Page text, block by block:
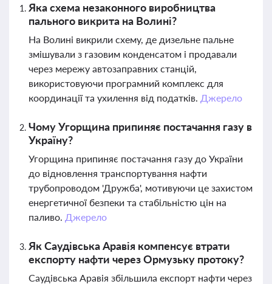
Яка схема незаконного виробництва
пального викрита на Волині?
На Волині викрили схему, де дизельне пальне
змішували з газовим конденсатом і продавали
через мережу автозаправних станцій,
використовуючи програмний комплекс для
координації та ухилення від податків. Джерело
Чому Угорщина припиняє постачання газу в
Україну?
Угорщина припиняє постачання газу до України
до відновлення транспортування нафти
трубопроводом 'Дружба', мотивуючи це захистом
енергетичної безпеки та стабільністю цін на
паливо. Джерело
Як Саудівська Аравія компенсує втрати
експорту нафти через Ормузьку протоку?
Саудівська Аравія збільшила експорт нафти через